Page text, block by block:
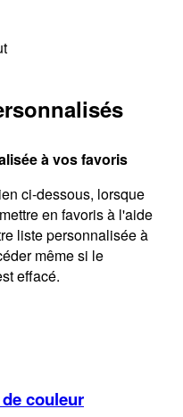
à vos favoris
ci-dessous, lorsque
en favoris à l'aide
liste personnalisée à
même si le
effacé.
couleur